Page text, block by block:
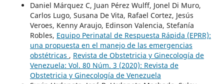
Daniel Márquez C, Juan Pérez Wulff, Jonel Di Muro,
Carlos Lugo, Susana De Vita, Rafael Cortez, Jesús
Veroes, Kenny Araujo, Edinson Valencia, Stefanía
Robles, Equipo Perinatal de Respuesta Rápida (EPRR):
una propuesta en el manejo de las emergencias
obstétricas , Revista de Obstetricia y Ginecología de
Venezuela: Vol. 80 Núm. 3 (2020): Revista de
Obstetricia y Ginecología de Venezuela